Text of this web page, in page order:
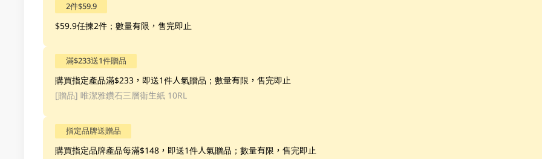
2件$59.9
$59.9任揀2件；數量有限，售完即止
滿$233送1件贈品
購買指定產品滿$233，即送1件人氣贈品；數量有限，售完即止
[贈品] 唯潔雅鑽石三層衛生紙 10RL
指定品牌送贈品
購買指定品牌產品每滿$148，即送1件人氣贈品；數量有限，售完即止